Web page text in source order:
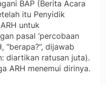
BAP (Berita Acara
itu Penyidik
untuk
pasal ‘percobaan
“berapa?”, dijawab
diartikan ratusan juta).
ARH menemui dirinya.